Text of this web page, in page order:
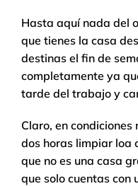
Hasta aquí nada del
que tienes la casa
destinas el fin de
completamente ya
tarde del trabajo y
Claro, en
dos horas limpiar loa
que no es una casa
que solo cuentas con